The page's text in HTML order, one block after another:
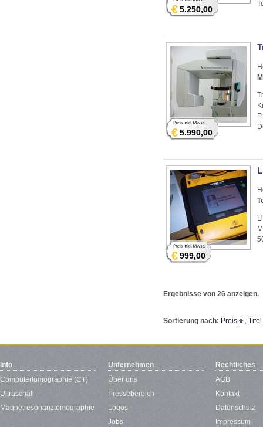
€5.250,00
€5.990,00
€999,00
Ergebnisse von 26 anzeigen.
Sortierung nach: Preis , Titel
Info
Computertomographie (CT)
Ultraschall
Magnetresonanztomographie
Unternehmen
Über uns
Pressebereich
Logos
Jobs
Rechtliches
AGB
Kontakt
Datenschutz
Impressum